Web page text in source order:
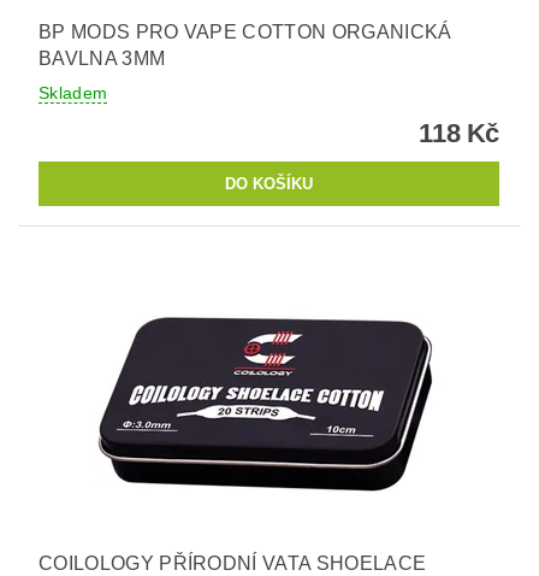
BP MODS PRO VAPE COTTON ORGANICKÁ
BAVLNA 3MM
Skladem
118 Kč
COILOLOGY PŘÍRODNÍ VATA SHOELACE